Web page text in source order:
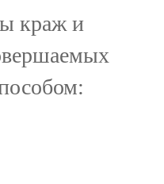
краж и